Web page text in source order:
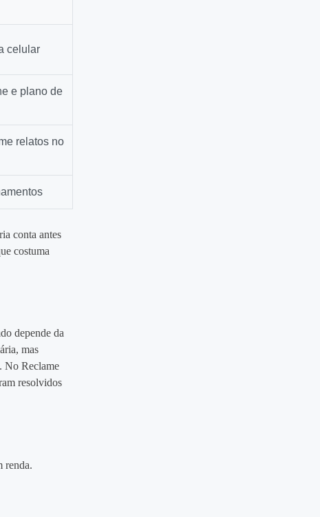
celular
e plano de
relatos no
conta antes
costuma
depende da
mas
No Reclame
resolvidos
renda.